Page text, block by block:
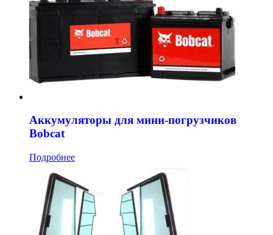
Аккумуляторы для мини-погрузчиков
Bobcat
Подробнее